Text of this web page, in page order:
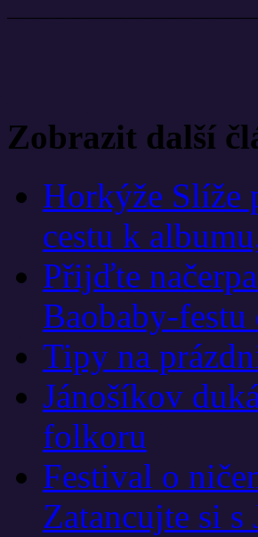
Zobrazit další
Horkýže Slíže
cestu k
Přijďte
Baobaby-
Tipy na
Jánošíkov
folkoru
Festival o
Zatancujte si s